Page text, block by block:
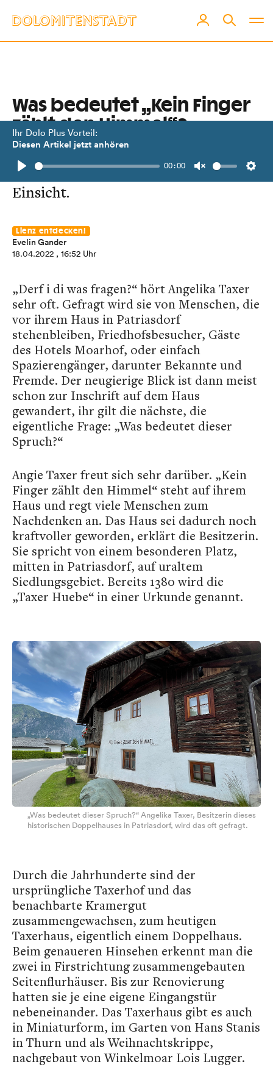
Ihr Dolo Plus Vorteil:
Diesen Artikel jetzt anhören
Play
00:00
Unmute
Was bedeutet „Kein Finger
zählt den Himmel“?
Auf den Spuren eines historischen
Bauwerks und einer künstlerischen
Einsicht.
Lienz entdecken!
Evelin Gander
18.04.2022 , 16:52 Uhr
„Derf i di was fragen?“ hört Angelika Taxer
sehr oft. Gefragt wird sie von Menschen, die
vor ihrem Haus in Patriasdorf
stehenbleiben, Friedhofsbesucher, Gäste
des Hotels Moarhof, oder einfach
Spazierengänger, darunter Bekannte und
Fremde. Der neugierige Blick ist dann meist
schon zur Inschrift auf dem Haus
gewandert, ihr gilt die nächste, die
eigentliche Frage: „Was bedeutet dieser
Spruch?“
Angie Taxer freut sich sehr darüber. „Kein
Finger zählt den Himmel“ steht auf ihrem
Haus und regt viele Menschen zum
Nachdenken an. Das Haus sei dadurch noch
kraftvoller geworden, erklärt die Besitzerin.
Sie spricht von einem besonderen Platz,
mitten in Patriasdorf, auf uraltem
Siedlungsgebiet. Bereits 1380 wird die
„Taxer Huebe“ in einer Urkunde genannt.
„Was bedeutet dieser Spruch?“ Angelika Taxer, Besitzerin dieses
historischen Doppelhauses in Patriasdorf, wird das oft gefragt.
Durch die Jahrhunderte sind der
ursprüngliche Taxerhof und das
benachbarte Kramergut
zusammengewachsen, zum heutigen
Taxerhaus, eigentlich einem Doppelhaus.
Beim genaueren Hinsehen erkennt man die
zwei in Firstrichtung zusammengebauten
Seitenflurhäuser. Bis zur Renovierung
hatten sie je eine eigene Eingangstür
nebeneinander. Das Taxerhaus gibt es auch
in Miniaturform, im Garten von Hans Stanis
in Thurn und als Weihnachtskrippe,
nachgebaut von Winkelmoar Lois Lugger.